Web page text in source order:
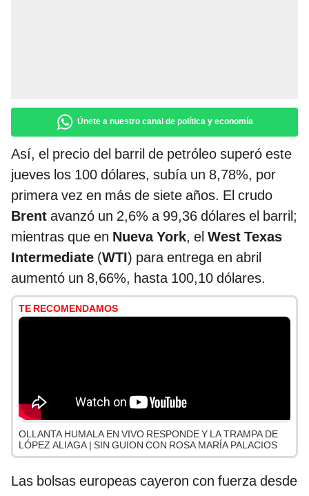
Únete a nuestro canal de política y economía
Así, el precio del barril de petróleo superó este
jueves los 100 dólares, subía un 8,78%, por
primera vez en más de siete años. El crudo
Brent avanzó un 2,6% a 99,36 dólares el barril;
mientras que en Nueva York, el West Texas
Intermediate (WTI) para entrega en abril
aumentó un 8,66%, hasta 100,10 dólares.
TE RECOMENDAMOS
OLLANTA HUMALA EN VIVO RESPONDE Y LA TRAMPA DE
LÓPEZ ALIAGA | SIN GUION CON ROSA MARÍA PALACIOS
Las bolsas europeas cayeron con fuerza desde